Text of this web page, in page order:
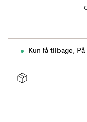
Kun få tilbage, På